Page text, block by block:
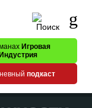
Игровая
Индустрия
подкаст